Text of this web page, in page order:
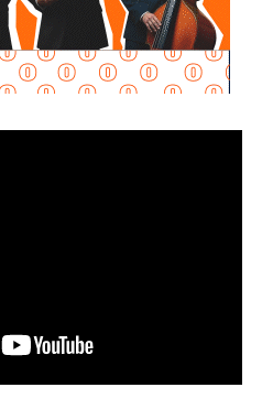
bajo custodia del ICE en
New Jersey Monitor
la muerte de su hijo.